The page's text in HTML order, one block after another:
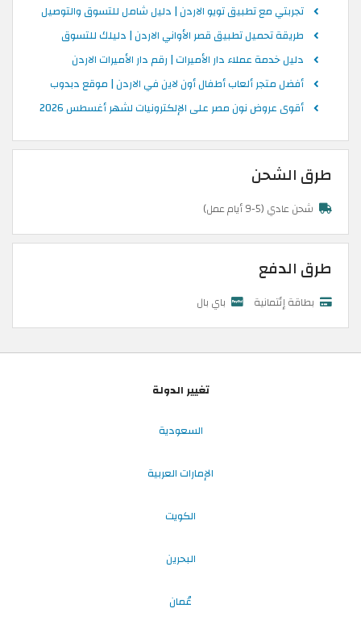
تجربتي مع تطبيق تويو الاردن | دليل شامل للتسوق والتوصيل
طريقة تحميل تطبيق قصر الأواني الاردن | دليلك للتسوق
دليل خدمة عملاء دار الأميرات | رقم دار الأميرات الاردن
أفضل متجر ألعاب أطفال أون لاين في الاردن | موقع دبدوب
أقوى عروض نون مصر على الإلكترونيات لشهر أغسطس 2026
طرق الشحن
شحن عادي (5-9 أيام عمل)
طرق الدفع
بطاقة إئتمانية باي بال
تغيير الدولة
السعودية
الإمارات العربية
الكويت
البحرين
عُمان